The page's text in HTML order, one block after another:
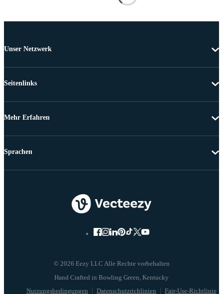
Unser Netzwerk
Seitenlinks
Mehr Erfahren
© 2026 Eezy LLC Alle Rechte vorbehalten
Nutzungsbedingungen Datenschutzrichlinien Fair-Use-Richtlinie
Sprachen